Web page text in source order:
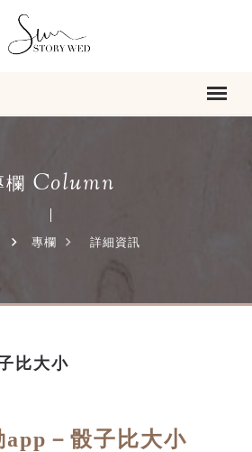
欄 Column
專欄 詳細資訊
比大小
app－骰子比大小